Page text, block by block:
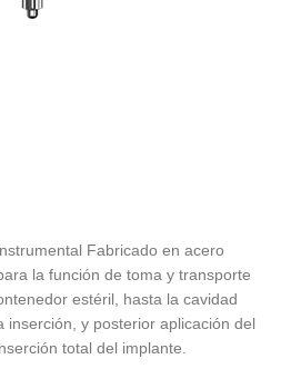
Fabricado en acero
la función de toma y transporte
estéril, hasta la cavidad
y posterior aplicación del
total del implante.